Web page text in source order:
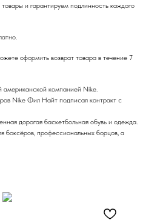
и гарантируем подлинность каждого
оформить возврат товара в течение 7
американской компанией Nike.
Nike Фил Найт подписал контракт с
дорогая баскетбольная обувь и одежда.
боксёров, профессиональных борцов, а